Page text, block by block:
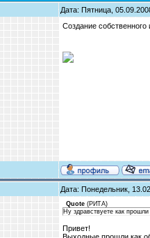
Дата: Пятница,
Создание
Дата: Понедельник,
Quote (РИТА)
Ну здравствуете как
Привет!